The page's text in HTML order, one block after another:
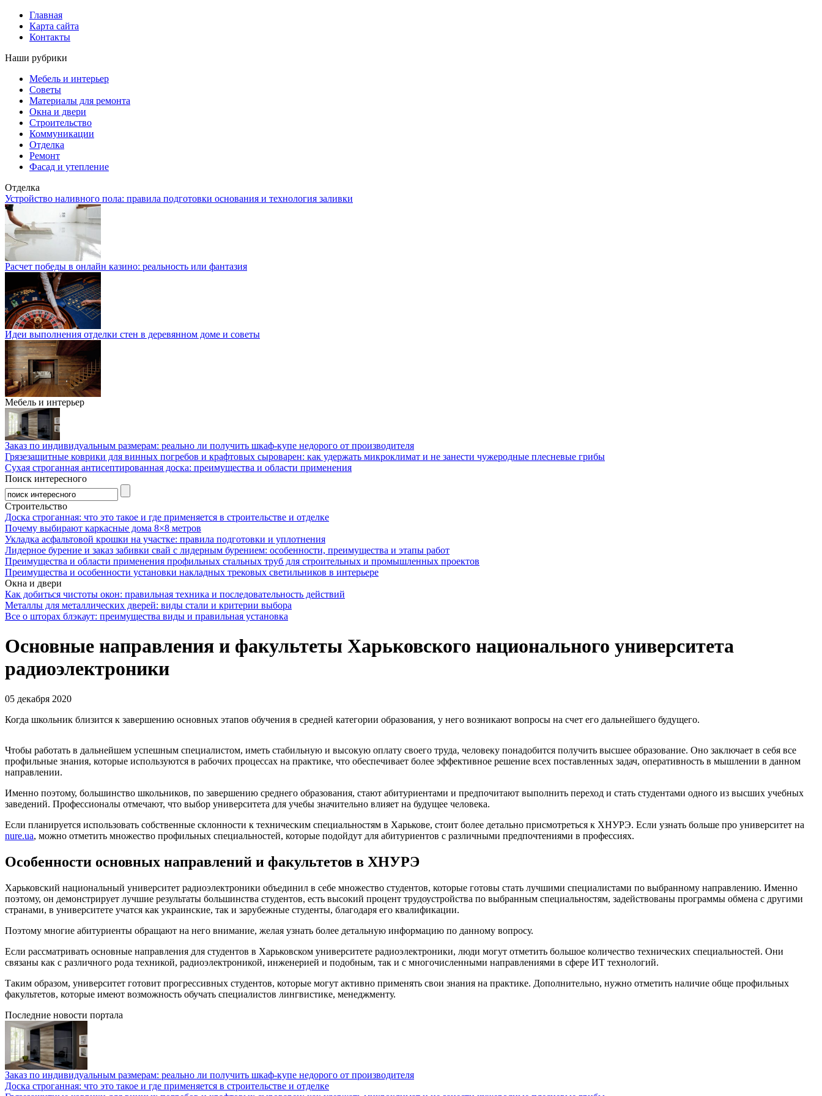
Главная
Карта сайта
Контакты
Наши рубрики
Мебель и интерьер
Советы
Материалы для ремонта
Окна и двери
Строительство
Коммуникации
Отделка
Ремонт
Фасад и утепление
Отделка
Устройство наливного пола: правила подготовки основания и технология заливки
Расчет победы в онлайн казино: реальность или фантазия
Идеи выполнения отделки стен в деревянном доме и советы
Мебель и интерьер
Заказ по индивидуальным размерам: реально ли получить шкаф-купе недорого от производителя
Грязезащитные коврики для винных погребов и крафтовых сыроварен: как удержать микроклимат и не занести чужеродные плесневые грибы
Сухая строганная антисептированная доска: преимущества и области применения
Поиск интересного
Строительство
Доска строганная: что это такое и где применяется в строительстве и отделке
Почему выбирают каркасные дома 8×8 метров
Укладка асфальтовой крошки на участке: правила подготовки и уплотнения
Лидерное бурение и заказ забивки свай с лидерным бурением: особенности, преимущества и этапы работ
Преимущества и области применения профильных стальных труб для строительных и промышленных проектов
Преимущества и особенности установки накладных трековых светильников в интерьере
Окна и двери
Как добиться чистоты окон: правильная техника и последовательность действий
Металлы для металлических дверей: виды стали и критерии выбора
Все о шторах блэкаут: преимущества виды и правильная установка
Основные направления и факультеты Харьковского национального университета
радиоэлектроники
05 декабря 2020
Когда школьник близится к завершению основных этапов обучения в средней категории образования, у него возникают вопросы на счет его дальнейшего будущего.
Чтобы работать в дальнейшем успешным специалистом, иметь стабильную и высокую оплату своего труда, человеку понадобится получить высшее образование. Оно заключает в себя все
профильные знания, которые используются в рабочих процессах на практике, что обеспечивает более эффективное решение всех поставленных задач, оперативность в мышлении в данном
направлении.
Именно поэтому, большинство школьников, по завершению среднего образования, стают абитуриентами и предпочитают выполнить переход и стать студентами одного из высших учебных
заведений. Профессионалы отмечают, что выбор университета для учебы значительно влияет на будущее человека.
Если планируется использовать собственные склонности к техническим специальностям в Харькове, стоит более детально присмотреться к ХНУРЭ. Если узнать больше про университет на
nure.ua, можно отметить множество профильных специальностей, которые подойдут для абитуриентов с различными предпочтениями в профессиях.
Особенности основных направлений и факультетов в ХНУРЭ
Харьковский национальный университет радиоэлектроники объединил в себе множество студентов, которые готовы стать лучшими специалистами по выбранному направлению. Именно
поэтому, он демонстрирует лучшие результаты большинства студентов, есть высокий процент трудоустройства по выбранным специальностям, задействованы программы обмена с другими
странами, в университете учатся как украинские, так и зарубежные студенты, благодаря его квалификации.
Поэтому многие абитуриенты обращают на него внимание, желая узнать более детальную информацию по данному вопросу.
Если рассматривать основные направления для студентов в Харьковском университете радиоэлектроники, люди могут отметить большое количество технических специальностей. Они
связаны как с различного рода техникой, радиоэлектроникой, инженерией и подобным, так и с многочисленными направлениями в сфере ИТ технологий.
Таким образом, университет готовит прогрессивных студентов, которые могут активно применять свои знания на практике. Дополнительно, нужно отметить наличие обще профильных
факультетов, которые имеют возможность обучать специалистов лингвистике, менеджменту.
Последние новости портала
Заказ по индивидуальным размерам: реально ли получить шкаф-купе недорого от производителя
Доска строганная: что это такое и где применяется в строительстве и отделке